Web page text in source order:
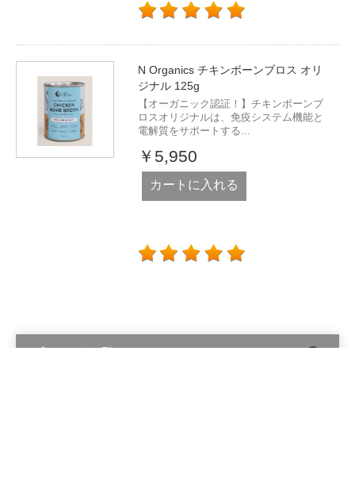
N Organics チキンボーンブロス オリ
ジナル 125g
【オーガニック認証！】チキンボーンブ
ロスオリジナルは、免疫システム機能と
電解質をサポートする...
￥5,950
カートに入れる
ブランド一覧